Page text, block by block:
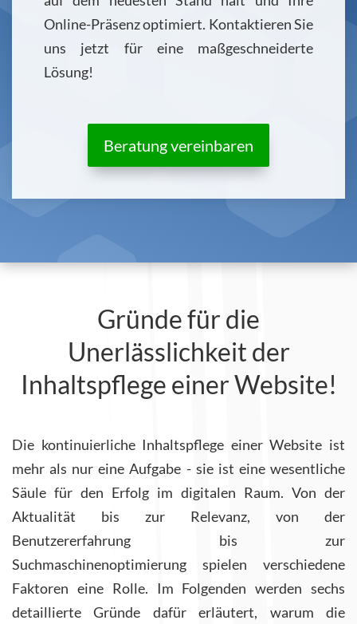
Online-Präsenz optimiert. Kontaktieren Sie
uns jetzt für eine maßgeschneiderte
Lösung!
Beratung vereinbaren
Gründe für die
Unerlässlichkeit der
Inhaltspflege einer Website!
Die kontinuierliche Inhaltspflege einer Website ist
mehr als nur eine Aufgabe - sie ist eine wesentliche
Säule für den Erfolg im digitalen Raum. Von der
Aktualität bis zur Relevanz, von der
Benutzererfahrung bis zur
Suchmaschinenoptimierung spielen verschiedene
Faktoren eine Rolle. Im Folgenden werden sechs
detaillierte Gründe dafür erläutert, warum die